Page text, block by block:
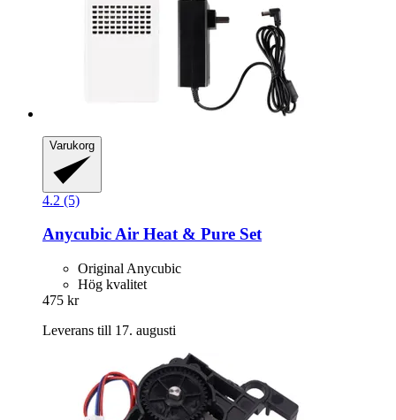
Varukorg
4.2 (5)
AnycubicAir Heat & Pure Set
Original Anycubic
Hög kvalitet
475 kr
Leverans till 17. augusti